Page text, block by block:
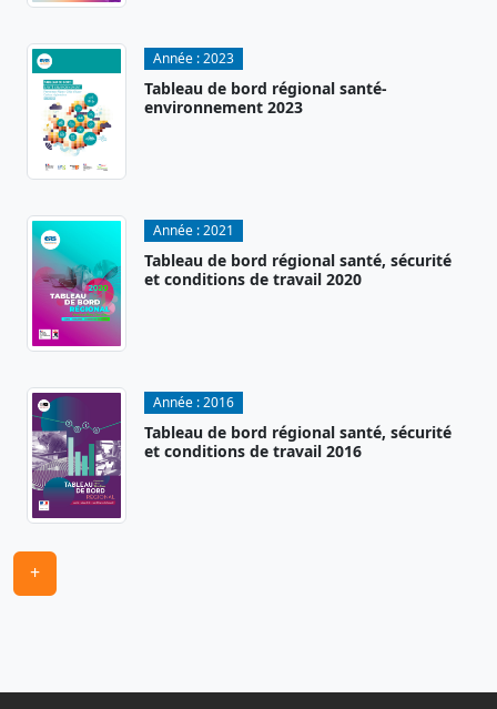
Année :2023
Tableau de bord régional santé-
environnement 2023
Année :2021
Tableau de bord régional santé, sécurité
et conditions de travail 2020
Année :2016
Tableau de bord régional santé, sécurité
et conditions de travail 2016
+